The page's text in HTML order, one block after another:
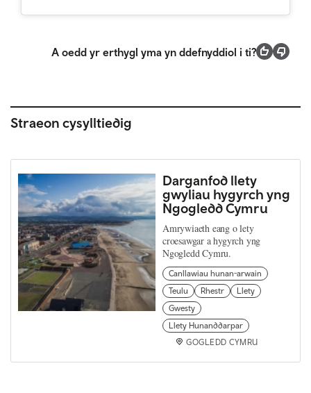
A oedd yr erthygl yma yn ddefnyddiol i ti?
Straeon cysylltiedig
Darganfod llety
gwyliau hygyrch yng
Ngogledd Cymru
Amrywiaeth eang o lety
croesawgar a hygyrch yng
Ngogledd Cymru.
Canllawiau hunan-arwain
Teulu
Rhestr
Llety
Gwesty
Llety Hunanddarpar
GOGLEDD CYMRU